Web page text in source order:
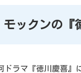
ックンの『
ドラマ『徳川慶喜